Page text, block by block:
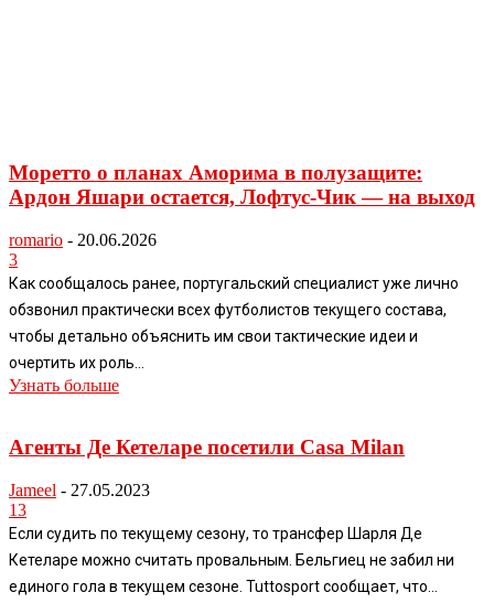
Моретто о планах Аморима в полузащите:
Ардон Яшари остается, Лофтус-Чик — на выход
romario - 20.06.2026
3
Как сообщалось ранее, португальский специалист уже лично
обзвонил практически всех футболистов текущего состава,
чтобы детально объяснить им свои тактические идеи и
очертить их роль...
Узнать больше
Агенты Де Кетеларе посетили Casa Milan
Jameel - 27.05.2023
13
Если судить по текущему сезону, то трансфер Шарля Де
Кетеларе можно считать провальным. Бельгиец не забил ни
единого гола в текущем сезоне. Tuttosport сообщает, что...